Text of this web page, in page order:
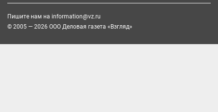
Пишите нам на information@vz.ru
© 2005 — 2026 ООО Деловая газета «Взгляд»